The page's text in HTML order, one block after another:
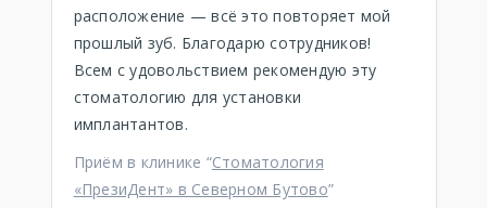
расположение — всё это повторяет мой
прошлый зуб. Благодарю сотрудников!
Всем с удовольствием рекомендую эту
стоматологию для установки
имплантантов.
Приём в клинике “Стоматология
«ПрезиДент» в Северном Бутово”